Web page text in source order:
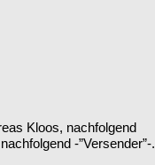
Kloos, nachfolgend
-”Versender”-.